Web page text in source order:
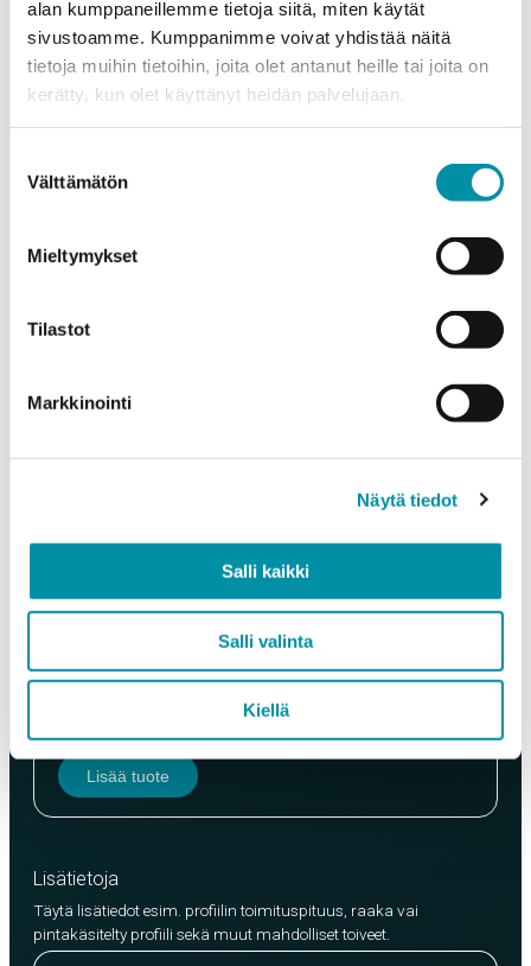
alan kumppaneillemme tietoja siitä, miten käytät
sivustoamme. Kumppanimme voivat yhdistää näitä
tietoja muihin tietoihin, joita olet antanut heille tai joita on
kerätty, kun olet käyttänyt heidän palvelujaan.
valinta
Välttämätön
Mieltymykset
Tilastot
Markkinointi
Näytä tiedot
Salli kaikki
Salli valinta
Kiellä
Puhelinnumero
Tuotteet
Valitse tuote ja syötä tilauksen määrä metreinä. Huomioithan, että
Määrä (m)
EN AW-6063 (min. 250kg)
EN AW-6082 (min. 500kg)
Lisää tuote
Lisätietoja
Täytä lisätiedot esim. profiilin toimituspituus, raaka vai
pintakäsitelty profiili sekä muut mahdolliset toiveet.